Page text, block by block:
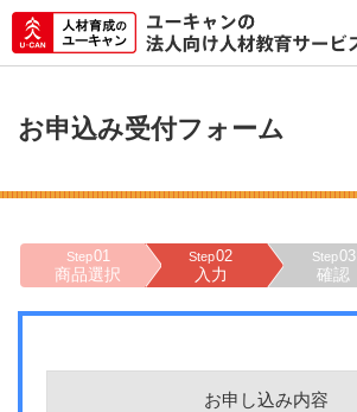
お申込み受付フォーム
Step01
商品選択
Step02
入力
Step03
確認
お申し込み内容